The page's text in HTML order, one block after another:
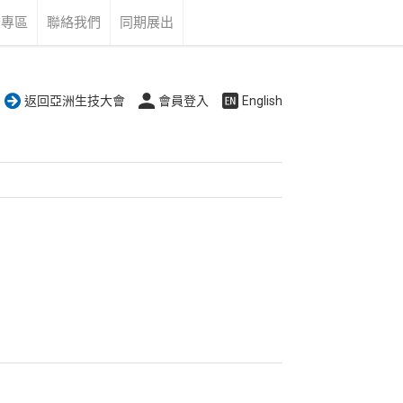
區 聯絡我們 同期展出
返回亞洲生技大會 會員登入 English